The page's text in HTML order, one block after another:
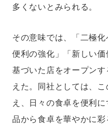
多くないとみられる。
その意味では、「二極化
便利の強化」「新しい
基づいた店をオープン
えた。同社としては、
え、日々の食卓を便利
品から食卓を華やかに